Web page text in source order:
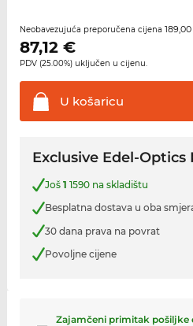
Neobavezujuća preporučena cijena
87,12€
PDV (25.00%) uključen u cijenu.
U košaricu
Exclusive Edel-Optics
Još 1 1590 na skladištu
Besplatna dostava u oba
30 dana prava na povrat
Povoljne cijene
Zajamčeni primitak pošiljke